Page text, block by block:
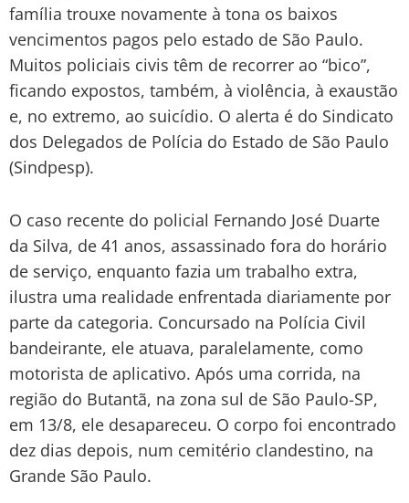
família trouxe novamente à tona os baixos
vencimentos pagos pelo estado de São Paulo.
Muitos policiais civis têm de recorrer ao “bico”,
ficando expostos, também, à violência, à exaustão
e, no extremo, ao suicídio. O alerta é do Sindicato
dos Delegados de Polícia do Estado de São Paulo
(Sindpesp).
O caso recente do policial Fernando José Duarte
da Silva, de 41 anos, assassinado fora do horário
de serviço, enquanto fazia um trabalho extra,
ilustra uma realidade enfrentada diariamente por
parte da categoria. Concursado na Polícia Civil
bandeirante, ele atuava, paralelamente, como
motorista de aplicativo. Após uma corrida, na
região do Butantã, na zona sul de São Paulo-SP,
em 13/8, ele desapareceu. O corpo foi encontrado
dez dias depois, num cemitério clandestino, na
Grande São Paulo.